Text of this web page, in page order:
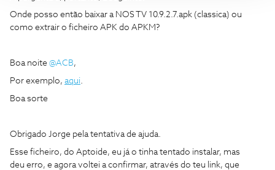
Onde posso então baixar a NOS TV 10.9.2.7.apk (classica) ou
como extrair o ficheiro APK do APKM?
Boa noite @ACB,
Por exemplo, aqui.
Boa sorte
Obrigado Jorge pela tentativa de ajuda.
Esse ficheiro, do Aptoide, eu já o tinha tentado instalar, mas
deu erro, e agora voltei a confirmar, através do teu link, que